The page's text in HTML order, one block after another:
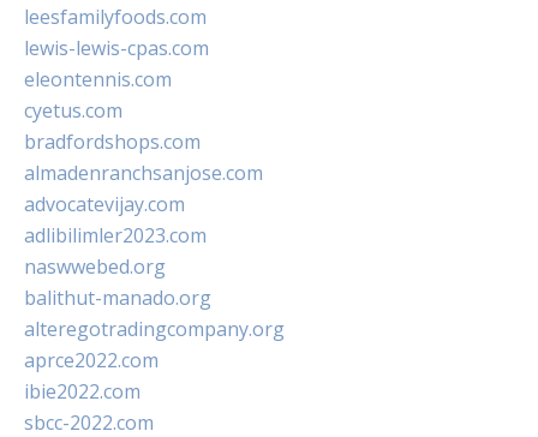
leesfamilyfoods.com
lewis-lewis-cpas.com
eleontennis.com
cyetus.com
bradfordshops.com
almadenranchsanjose.com
advocatevijay.com
adlibilimler2023.com
naswwebed.org
balithut-manado.org
alteregotradingcompany.org
aprce2022.com
ibie2022.com
sbcc-2022.com